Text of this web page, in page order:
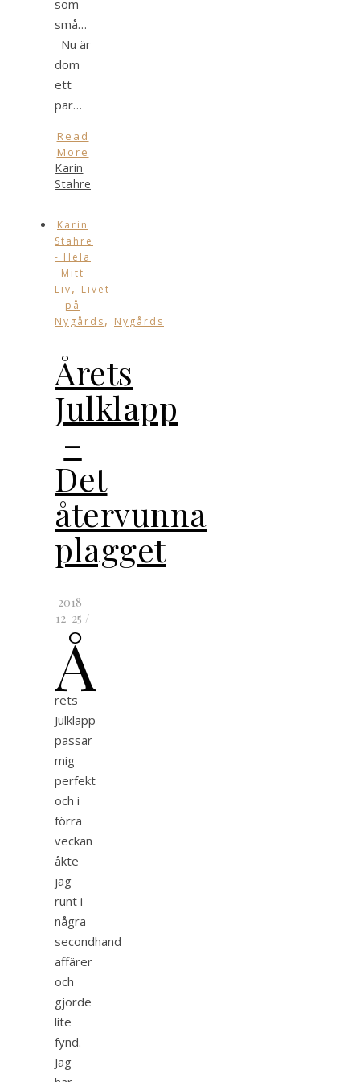
som
små…
Nu är
dom
ett
par…
Read
More
Karin
Stahre
Karin
Stahre
- Hela
Mitt
Liv, Livet
på
Nygårds, Nygårds
Årets
Julklapp
–
Det
återvunna
plagget
2018-
12-25 /
Å
rets
Julklapp
passar
mig
perfekt
och i
förra
veckan
åkte
jag
runt i
några
secondhand
affärer
och
gjorde
lite
fynd.
Jag